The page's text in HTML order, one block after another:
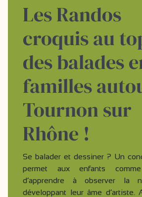
Les Randos
croquis au
des balades
familles
Tournon sur
Rhône !
Se balader et dessiner ? Un
permet aux enfants
d’apprendre à observer la
développant leur âme d’artiste.